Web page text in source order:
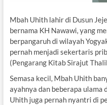
Mbah Uhith lahir di Dusun
bernama KH Nawawi, yang
berpangaruh di wilayah
pernah menjadi sekertaris
(Pengarang Kitab Sirajut
Semasa kecil, Mbah Uhith
ayahnya dan beberapa
Uhith juga pernah nyantri di